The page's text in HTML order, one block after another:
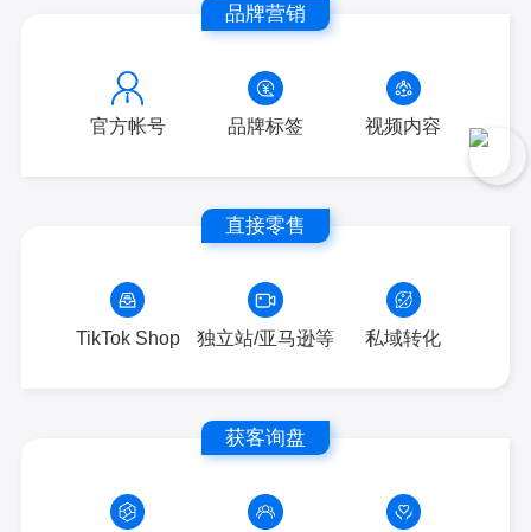
品牌营销
官方帐号 品牌标签 视频内容
直接零售
TikTok Shop 独立站/亚马逊等 私域转化
获客询盘